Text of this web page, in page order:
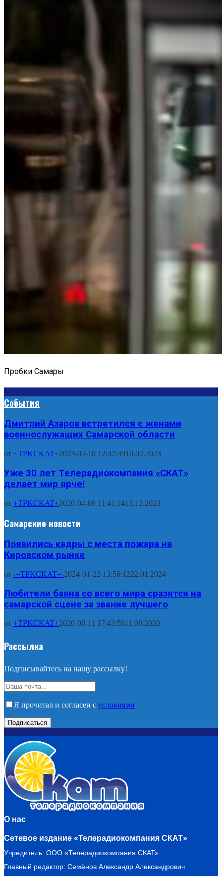
Пробки Самары
События
Дмитрий Азаров встретился с женами
военнослужащих Самарской области
от ~TPKCKAT~2023-02-10 12:47:3910.02.2023
Уже 30 лет Телерадиокомпания «СКАТ»
делает мир ярче!
от +TPKCKAT+2020-04-09 11:41:1413.12.2023
Самарские новости
Появились кадры с места пожара на
Кировском рынке
от -=TPKCKAT=-2024-01-22 13:56:1222.01.2024
Любители баяна со всего мира сразятся на
самарской сцене за звание лучшего
от +TPKCKAT+2020-08-11 17:43:5811.08.2020
Рассылка
Подписывайтесь на нашу рассылку!
Я прочитал и согласен с условиями
О нас
Сетевое издание «Телерадиокомпания СКАТ»
Учредитель: ООО «Телерадиокомпания СКАТ»
Главный редактор: Семёнов Александр Александрович